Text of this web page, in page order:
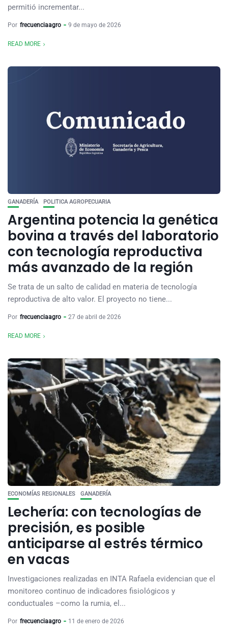
permitió incrementar...
Por frecuenciaagro 9 de mayo de 2026
READ MORE
GANADERÍA POLITICA AGROPECUARIA
Argentina potencia la genética
bovina a través del laboratorio
con tecnología reproductiva
más avanzado de la región
Se trata de un salto de calidad en materia de tecnología
reproductiva de alto valor. El proyecto no tiene...
Por frecuenciaagro 27 de abril de 2026
READ MORE
ECONOMÍAS REGIONALES GANADERÍA
Lechería: con tecnologías de
precisión, es posible
anticiparse al estrés térmico
en vacas
Investigaciones realizadas en INTA Rafaela evidencian que el
monitoreo continuo de indicadores fisiológicos y
conductuales –como la rumia, el...
Por frecuenciaagro 11 de enero de 2026